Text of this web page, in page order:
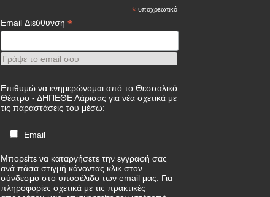
* υποχρεωτικό
Email Διεύθυνση*
Γράψε το email σου
Επιθυμώ να ενημερώνομαι από το Θεσσαλικό
Θέατρο - ΔΗΠΕΘΕ Λάρισας για νέα σχετικά με
τις παραστάσεις του μέσω:
Email
Μπορείτε να καταργήσετε την εγγραφή σας
ανά πάσα στιγμή κάνοντας κλικ στον
σύνδεσμο στο υποσέλιδο των email μας. Για
πληροφορίες σχετικά με τις πρακτικές